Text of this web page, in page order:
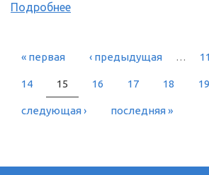
Подробнее
СТРАНИЦЫ
« первая ‹ предыдущая … 11
14 15 16 17 18 19
следующая › последняя »